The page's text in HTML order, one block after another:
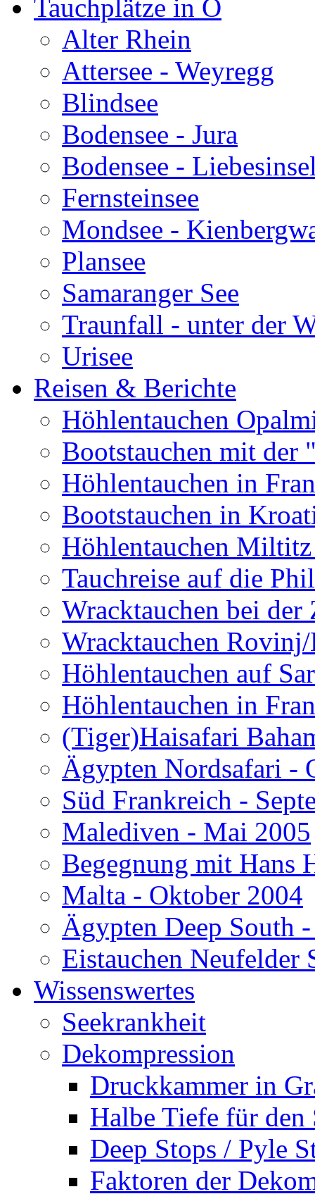
Tauchplätze in Ö
Alter Rhein
Attersee - Weyregg
Blindsee
Bodensee - Jura
Bodensee -
Fernsteinsee
Mondsee -
Plansee
Samaranger See
Traunfall - unter der
Urisee
Reisen & Berichte
Höhlentauchen
Bootstauchen mit
Höhlentauchen in
Bootstauchen in
Höhlentauchen
Tauchreise auf die
Wracktauchen bei der
Wracktauchen
Höhlentauchen auf
Höhlentauchen in
(Tiger)Haisafari
Ägypten Nordsafari -
Süd Frankreich -
Malediven - Mai 2005
Begegnung mit Hans
Malta - Oktober 2004
Ägypten Deep South
Eistauchen Neufelder
Wissenswertes
Seekrankheit
Dekompression
Druckkammer in
Halbe Tiefe für den
Deep Stops / Pyle
Faktoren der